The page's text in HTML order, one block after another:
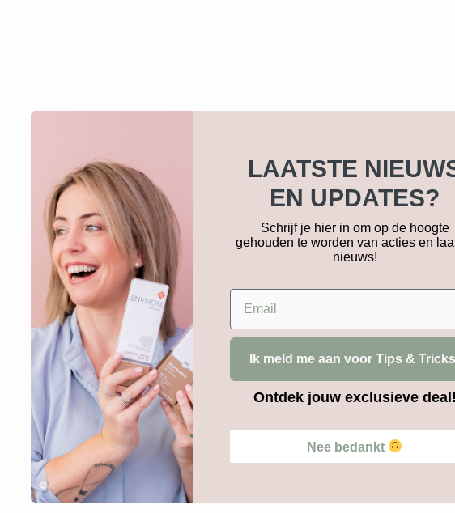
LAATSTE
EN UPDATES?
Schrijf je hier in om op de hoogte
gehouden te worden van acties en
nieuws!
Email
Ik meld me aan voor Tips &
Ontdek jouw exclusieve deal!
Nee bedankt